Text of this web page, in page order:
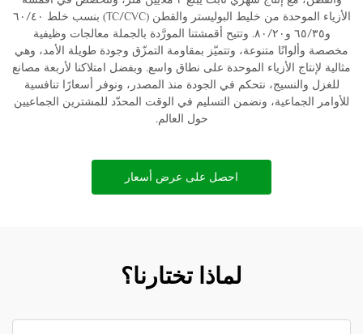
الأزياء الموحدة من خليط البوليستر والقطن (TC/CVC) بنسب خلط ٦٠/٤٠
و٦٥/٣٥ و٨٠/٢٠. وتتيح أقمشتنا المورَّدة بالجملة معالجات وظيفية
مخصصة وألوانًا متنوعة، وتتميّز بمقاومة التمزّق وجودة طويلة الأمد، وهي
مثالية لإنتاج الأزياء الموحدة على نطاق واسع. وبفضل امتلاكنا لأربعة مصانع
للغزل والنسيج، نتحكم في الجودة منذ المصدر، ونوفر أسعارًا تنافسية
للأوامر الجماعية، ونضمن التسليم في الوقت المحدّد للمشترين الجماعيين
حول العالم.
احصل على عرض أسعار
لماذا تختارنا؟